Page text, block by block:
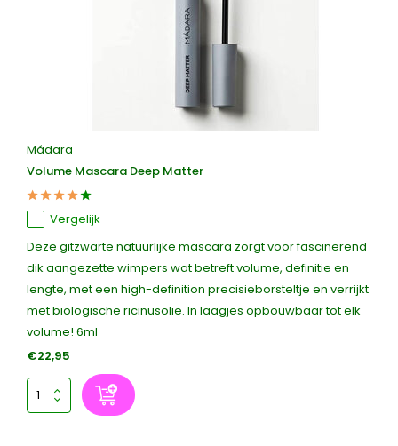
Mádara
Volume Mascara Deep Matter
Vergelijk
Deze gitzwarte natuurlijke mascara zorgt voor fascinerend
dik aangezette wimpers wat betreft volume, definitie en
lengte, met een high-definition precisieborsteltje en verrijkt
met biologische ricinusolie. In laagjes opbouwbaar tot elk
volume! 6ml
€22,95